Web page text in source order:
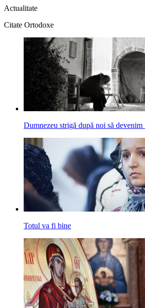
Actualitate
Citate Ortodoxe
Dumnezeu strigă după noi să
Totul va fi bine